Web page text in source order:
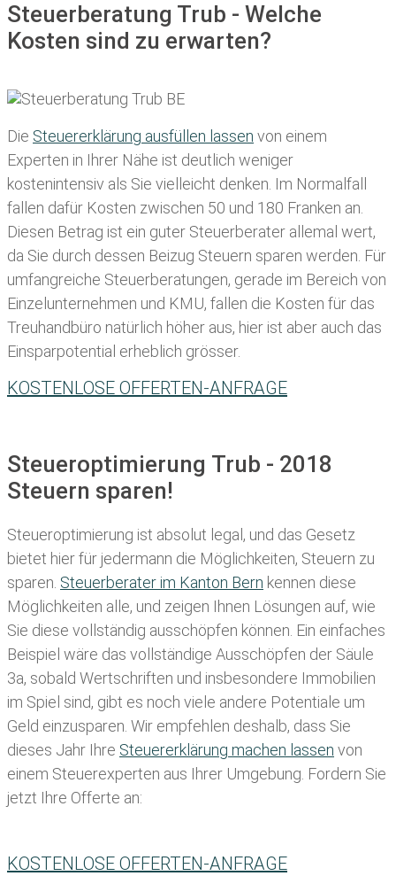
Steuerberatung Trub - Welche
Kosten sind zu erwarten?
Die Steuererklärung ausfüllen lassen von einem
Experten in Ihrer Nähe ist deutlich weniger
kostenintensiv als Sie vielleicht denken. Im Normalfall
fallen dafür Kosten zwischen 50 und 180 Franken an.
Diesen Betrag ist ein guter Steuerberater allemal wert,
da Sie durch dessen Beizug Steuern sparen werden. Für
umfangreiche Steuerberatungen, gerade im Bereich von
Einzelunternehmen und KMU, fallen die Kosten für das
Treuhandbüro natürlich höher aus, hier ist aber auch das
Einsparpotential erheblich grösser.
KOSTENLOSE OFFERTEN-ANFRAGE
Steueroptimierung Trub - 2018
Steuern sparen!
Steueroptimierung ist absolut legal, und das Gesetz
bietet hier für jedermann die Möglichkeiten, Steuern zu
sparen. Steuerberater im K anton Bern kennen diese
Möglichkeiten alle, und zeigen Ihnen Lösungen auf, wie
Sie diese vollständig ausschöpfen können. Ein einfaches
Beispiel wäre das vollständige Ausschöpfen der Säule
3a, sobald Wertschriften und insbesondere Immobilien
im Spiel sind, gibt es noch viele andere Potentiale um
Geld einzusparen. Wir empfehlen deshalb, dass Sie
dieses Jahr Ihre Steuererklärung machen lassen von
einem Steuerexperten aus Ihrer Umgebung. Fordern Sie
jetzt Ihre Offerte an:
KOSTENLOSE OFFERTEN-ANFRAGE